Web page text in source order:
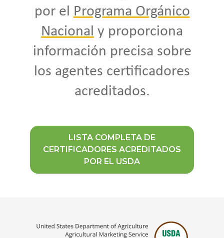
por el Programa Orgánico
Nacional y proporciona
información precisa sobre
los agentes certificadores
acreditados.
LISTA COMPLETA DE
CERTIFICADORES ACREDITADOS
POR EL USDA